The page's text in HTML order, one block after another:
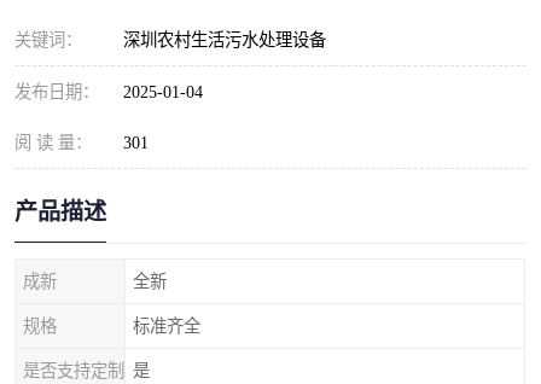
关键词： 深圳农村生活污水处理设备
发布日期： 2025-01-04
阅 读 量： 301
产品描述
成新 全新
规格 标准齐全
是否支持定制 是